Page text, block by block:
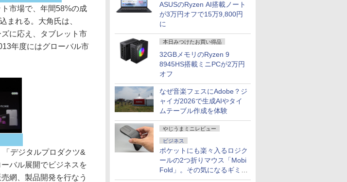
ASUSのRyzen AI搭載ノート
が3万円オフで15万9,800円
に
本日みつけたお買い得品
32GBメモリのRyzen 9
8945HS搭載ミニPCが2万円
オフ
なぜ音楽フェスにAdobe？ジ
ャイガ2026で生成AIやタイ
ムテーブル作成を体験
やじうまミニレビュー
ビジネス
ポケットにも楽々入るロジク
ールの2つ折りマウス「Mobi
Fold」。その気になるギミッ
クとは？
市場で、年間58%の成
まれる。大角氏は、
に応え、タブレット市
年度にはグローバル市
デジタルプロダクツ&
バル展開でビジネスを
網、製品開発を行なう